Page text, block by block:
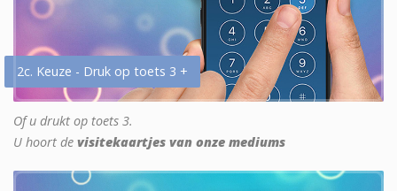
2c. Keuze - Druk op toets 3 +
Of u drukt op toets 3.
U hoort de visitekaartjes van onze mediums